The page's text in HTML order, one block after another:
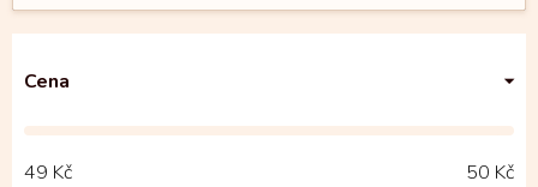
Cena
49 Kč 50 Kč